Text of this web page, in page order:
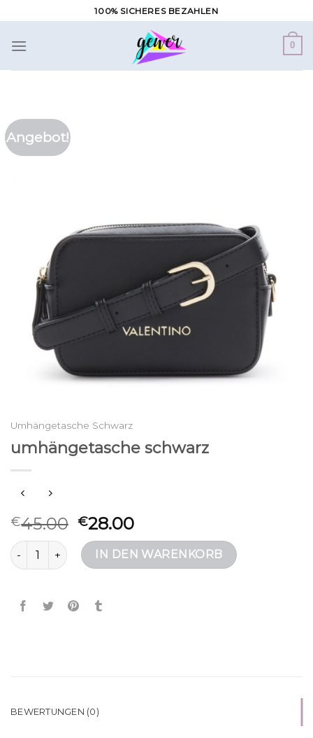
Inhalt
springen
100% SICHERES BEZAHLEN
0
Angebot!
Umhängetasche Schwarz
umhängetasche schwarz
€45.00 €28.00
umhängetasche schwarz Menge
IN DEN WARENKORB
BEWERTUNGEN (0)